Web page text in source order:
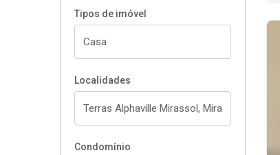
Tipos de imóvel
Localidades
Condomínio